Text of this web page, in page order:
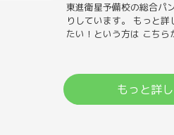
東進衛星予備校の総合パ
りしています。 もっと
たい！という方は こちら
もっと詳